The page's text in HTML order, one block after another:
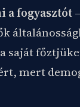
a fogyasztót
saját
mert